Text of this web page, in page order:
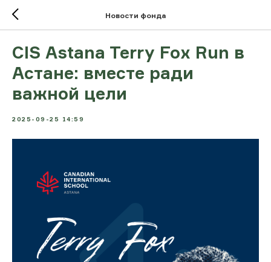
Новости фонда
CIS Astana Terry Fox Run в
Астане: вместе ради
важной цели
2025-09-25 14:59